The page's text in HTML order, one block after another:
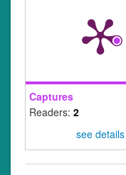
Captures
Readers: 2
see details